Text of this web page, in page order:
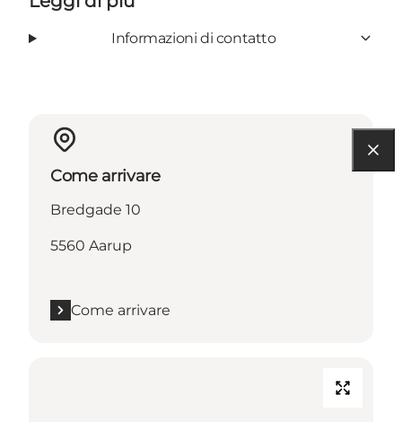
Informazioni di contatto
Come arrivare
Bredgade 10
5560 Aarup
Come arrivare